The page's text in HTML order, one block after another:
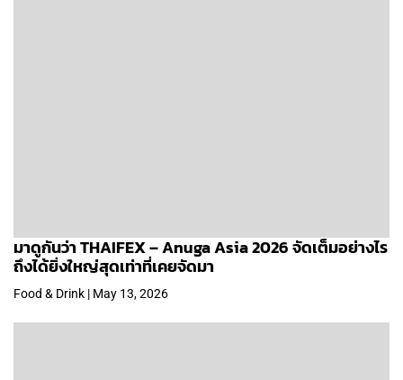
มาดูกันว่า THAIFEX – Anuga Asia 2026 จัดเต็มอย่างไร
ถึงได้ยิ่งใหญ่สุดเท่าที่เคยจัดมา
Food & Drink | May 13, 2026